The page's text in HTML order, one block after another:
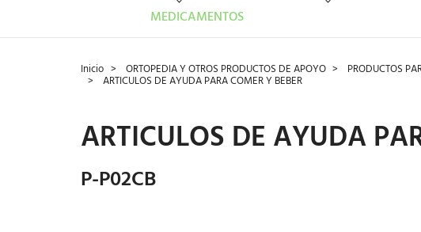
MEDICAMENTOS
Inicio ORTOPEDIA Y OTROS PRODUCTOS DE APOYO PRODUCTOS
ARTICULOS DE AYUDA PARA COMER Y BEBER
ARTICULOS DE AYUDA
P-P02CB